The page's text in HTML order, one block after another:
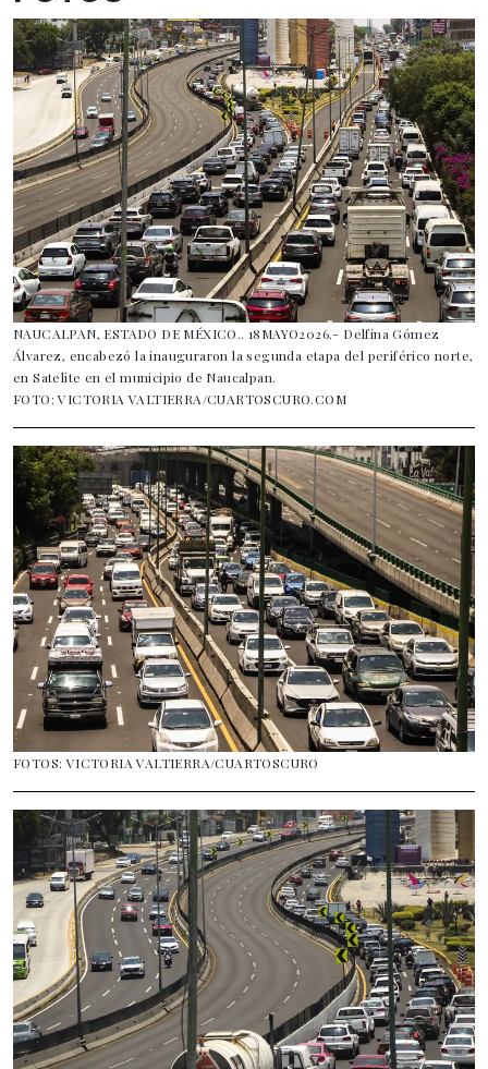
NAUCALPAN, ESTADO DE MÉXICO.. 18MAYO2026.- Delfina Gómez
Álvarez, encabezó la inauguraron la segunda etapa del periférico norte,
en Satelite en el municipio de Naucalpan.
FOTO: VICTORIA VALTIERRA/CUARTOSCURO.COM
FOTOS: VICTORIA VALTIERRA/CUARTOSCURO